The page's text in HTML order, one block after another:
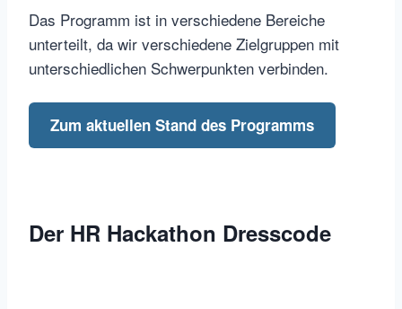
Das Programm ist in verschiedene Bereiche
unterteilt, da wir verschiedene Zielgruppen mit
unterschiedlichen Schwerpunkten verbinden.
Zum aktuellen Stand des Programms
Der HR Hackathon Dresscode